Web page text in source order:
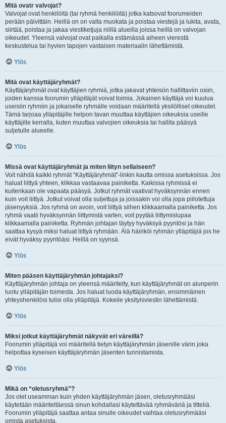
Mitä ovatr valvojat?
Valvojat ovat henkilöitä (tai ryhmä henkilöitä) jotka katsovat foorumeiden
perään päivittäin. Heillä on on valta muokata ja poistaa viestejä ja lukita, avata,
siirtää, poistaa ja jakaa viestiketjuja niillä alueilla joissa heillä on valvojan
oikeudet. Yleensä valvojat ovat paikalla estämässä aiheen vierestä
keskustelua tai hyvien tapojen vastaisen materiaalin lähettämistä.
Ylös
Mitä ovat käyttäjäryhmät?
Käyttäjäryhmät ovat käyttäjien ryhmiä, jotka jakavat yhteisön hallittaviin osiin,
joiden kanssa foorumin ylläpitäjät voivat toimia. Jokainen käyttäjä voi kuulua
useisiin ryhmiin ja jokaiselle ryhmälle voidaan määritellä yksilölliset oikeudet.
Tämä tarjoaa ylläpitäjille helpon tavan muuttaa käyttäjien oikeuksia useille
käyttäjille kerralla, kuten muuttaa valvojien oikeuksia tai hallita pääsyä
suljetulle alueelle.
Ylös
Missä ovat käyttäjäryhmät ja miten liityn sellaiseen?
Voit nähdä kaikki ryhmät “Käyttäjäryhmät”-linkin kautta omissa asetuksissa. Jos
haluat liittyä yhteen, klikkaa vastaavaa painiketta. Kaikissa ryhmissä ei
kuitenkaan ole vapaata pääsyä. Jotkut ryhmät vaativat hyväksynnän ennen
kuin voit liittyä. Jotkut voivat olla suljettuja ja joissakin voi olla jopa piilotettuja
jäsenyyksiä. Jos ryhmä on avoin, voit liittyä siihen klikkaamalla painiketta. Jos
ryhmä vaatii hyväksynnän liittymistä varten, voit pyytää liittymislupaa
klikkaamalla painiketta. Ryhmän johtajan täytyy hyväksyä pyyntösi ja hän
saattaa kysyä miksi haluat liittyä ryhmään. Älä häiriköi ryhmän ylläpitäjiä jos he
eivät hyväksy pyyntöäsi. Heillä on syynsä.
Ylös
Miten pääsen käyttäjäryhmän johtajaksi?
Käyttäjäryhmän johtaja on yleensä määritelty, kun käyttäjäryhmät on alunperin
luotu ylläpitäjän toimesta. Jos haluat luoda käyttäjäryhmän, ensimmäinen
yhteyshenkilösi tulisi olla ylläpitäjä. Kokeile yksityisviestin lähettämistä.
Ylös
Miksi jotkut käyttäjäryhmät näkyvät eri väreillä?
Foorumin ylläpitäjä voi määritellä tietyn käyttäjäryhmän jäsenille värin joka
helpottaa kyseisen käyttäjäryhmän jäsenten tunnistamista.
Ylös
Mikä on “oletusryhmä”?
Jos olet useamman kuin yhden käyttäjäryhmän jäsen, oletusryhmääsi
käytetään määriteltäessä sinun kohdallasi käytettävää ryhmäväriä ja titteliä.
Foorumin ylläpitäjä saattaa antaa sinulle oikeudet vaihtaa oletusryhmääsi
omista asetuksista.